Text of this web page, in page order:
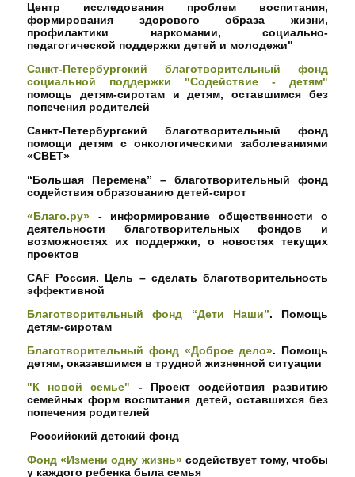
Центр исследования проблем воспитания,
формирования здорового образа жизни,
профилактики наркомании, социально-
педагогической поддержки детей и молодежи"
Санкт-Петербургский благотворительный фонд
социальной поддержки "Содействие - детям"
помощь детям-сиротам и детям, оставшимся без
попечения родителей
Санкт-Петербургский благотворительный фонд
помощи детям с онкологическими заболеваниями
«СВЕТ»
“Большая Перемена” – благотворительный фонд
содействия образованию детей-сирот
«Благо.ру» - информирование общественности о
деятельности благотворительных фондов и
возможностях их поддержки, о новостях текущих
проектов
CAF Россия. Цель – сделать благотворительность
эффективной
Благотворительный фонд “Дети Наши”. Помощь
детям-сиротам
Благотворительный фонд «Доброе дело». Помощь
детям, оказавшимся в трудной жизненной ситуации
"К новой семье" - Проект содействия развитию
семейных форм воспитания детей, оставшихся без
попечения родителей
Российский детский фонд
Фонд «Измени одну жизнь»содействует тому, чтобы
у каждого ребенка была семья